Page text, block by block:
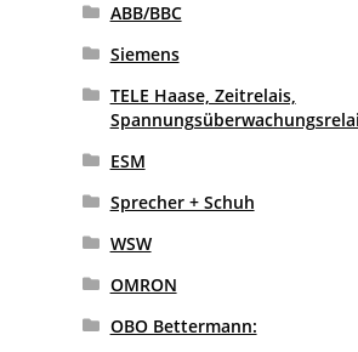
ABB/BBC
Siemens
TELE Haase, Zeitrelais,
ESM
Sprecher + Schuh
WSW
OMRON
OBO Bettermann: